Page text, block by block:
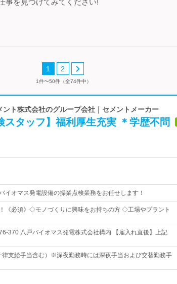
事を見つけてみてください!
1 2
1件〜50件（全74件中）
ト株式会社のグループ会社｜セメントメーカー
タッフ】福利厚生充実 ＊学歴不問
イオマス発電設備の操業点検業務をお任せします！
《必須》◇モノづくりに興味をお持ちの方 ◇工場やプラント
370 八戸バイオマス発電株式会社構内 【雇入れ直後】上記
支給手当含む）※深夜勤務時には深夜手当および交替勤務手